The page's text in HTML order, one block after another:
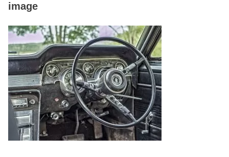
image